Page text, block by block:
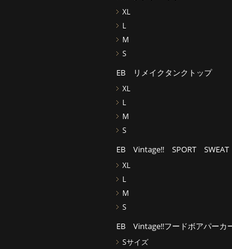
XL
L
M
S
EB リメイクタンクトップ
XL
L
M
S
EB Vintage!! SPORT SWEAT
XL
L
M
S
EB Vintage!!フードボアパーカ
Sサイズ